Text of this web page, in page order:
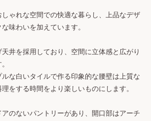
ゃれな空間での快適な暮らし、上品なデザ
味わいを加えています。
井を採用しており、空間に立体感と広がり
な白いタイルで作る印象的な腰壁は上質な
をする時間をより楽しいものにします。
のないパントリーがあり、開口部はアーチ